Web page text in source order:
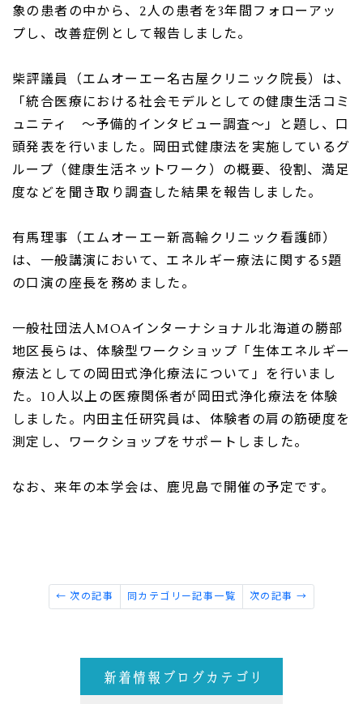
象の患者の中から、 2人の患者を3年間フォローアッ
プし、改善症例として報告しました。
柴評議員（エムオーエー名古屋クリニック院長）は、
「統合医療における社会モデルとしての健康生活コミ
ュニティ ～予備的インタビュー調査～」と題し、口
頭発表を行いました。岡田式健康法を実施しているグ
ループ（健康生活ネットワーク）の概要、役割、満足
度などを聞き取り調査した結果を報告しました。
有馬理事（エムオーエー新高輪クリニック看護師）
は、一般講演において、エネルギー療法に関する 5題
の口演の座長を務めました。
一般社団法人MOAインターナショナル北海道の勝部
地区長らは、体験型ワークショップ「生体エネルギー
療法としての岡田式浄化療法について」を行いまし
た。 10人以上の医療関係者が岡田式浄化療法を体験
しました。内田主任研究員は、体験者の肩の筋硬度を
測定し、ワークショップをサポートしました。
なお、来年の本学会は、鹿児島で開催の予定です。
← 次の記事 同カテゴリー記事一覧 次の記事 →